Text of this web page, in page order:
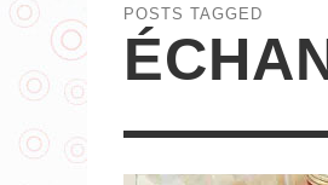
POSTS TAGGED